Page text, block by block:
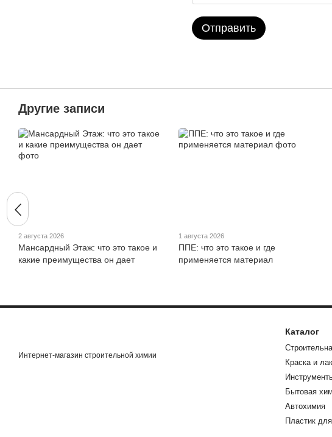
Отправить
Другие записи
2 августа 2026
Мансардный Этаж: что это такое и
какие преимущества он дает
1 августа 2026
ППЕ: что это такое и где
применяется материал
Интернет-магазин строительной химии
Каталог
Краска и
Бытовая
Автохимия
Пластик